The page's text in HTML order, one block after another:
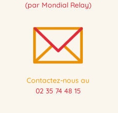
(par Mondial Relay)
Contactez-nous au
02 35 74 48 15